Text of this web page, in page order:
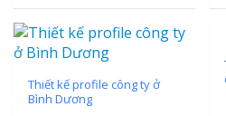
Thiết kế profile công ty ở
Bình Dương